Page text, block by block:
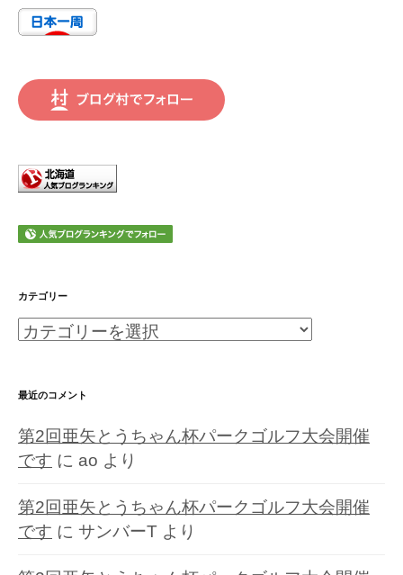
カテゴリー
カ
ゴ
ー
最近のコメント
第2回亜矢とうちゃん杯パークゴルフ大会開催
です に ao より
第2回亜矢とうちゃん杯パークゴルフ大会開催
です に サンバーT より